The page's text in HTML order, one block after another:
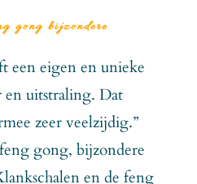
gong bijzondere
een eigen en unieke
uitstraling. Dat
zeer veelzijdig.”
gong, bijzondere
en de feng